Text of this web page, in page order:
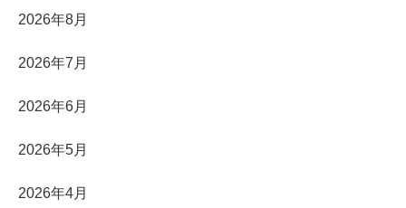
2026年8月
2026年7月
2026年6月
2026年5月
2026年4月